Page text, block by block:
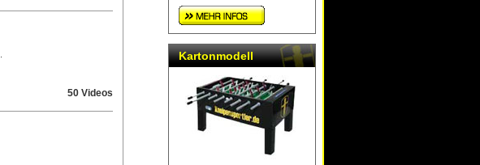
50 Videos
Kartonmodell